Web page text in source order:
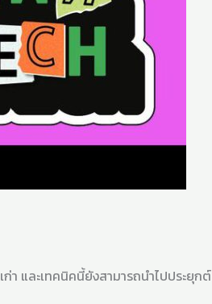
และเทคนิคนี้ยังสามารถนำไปประยุกต์